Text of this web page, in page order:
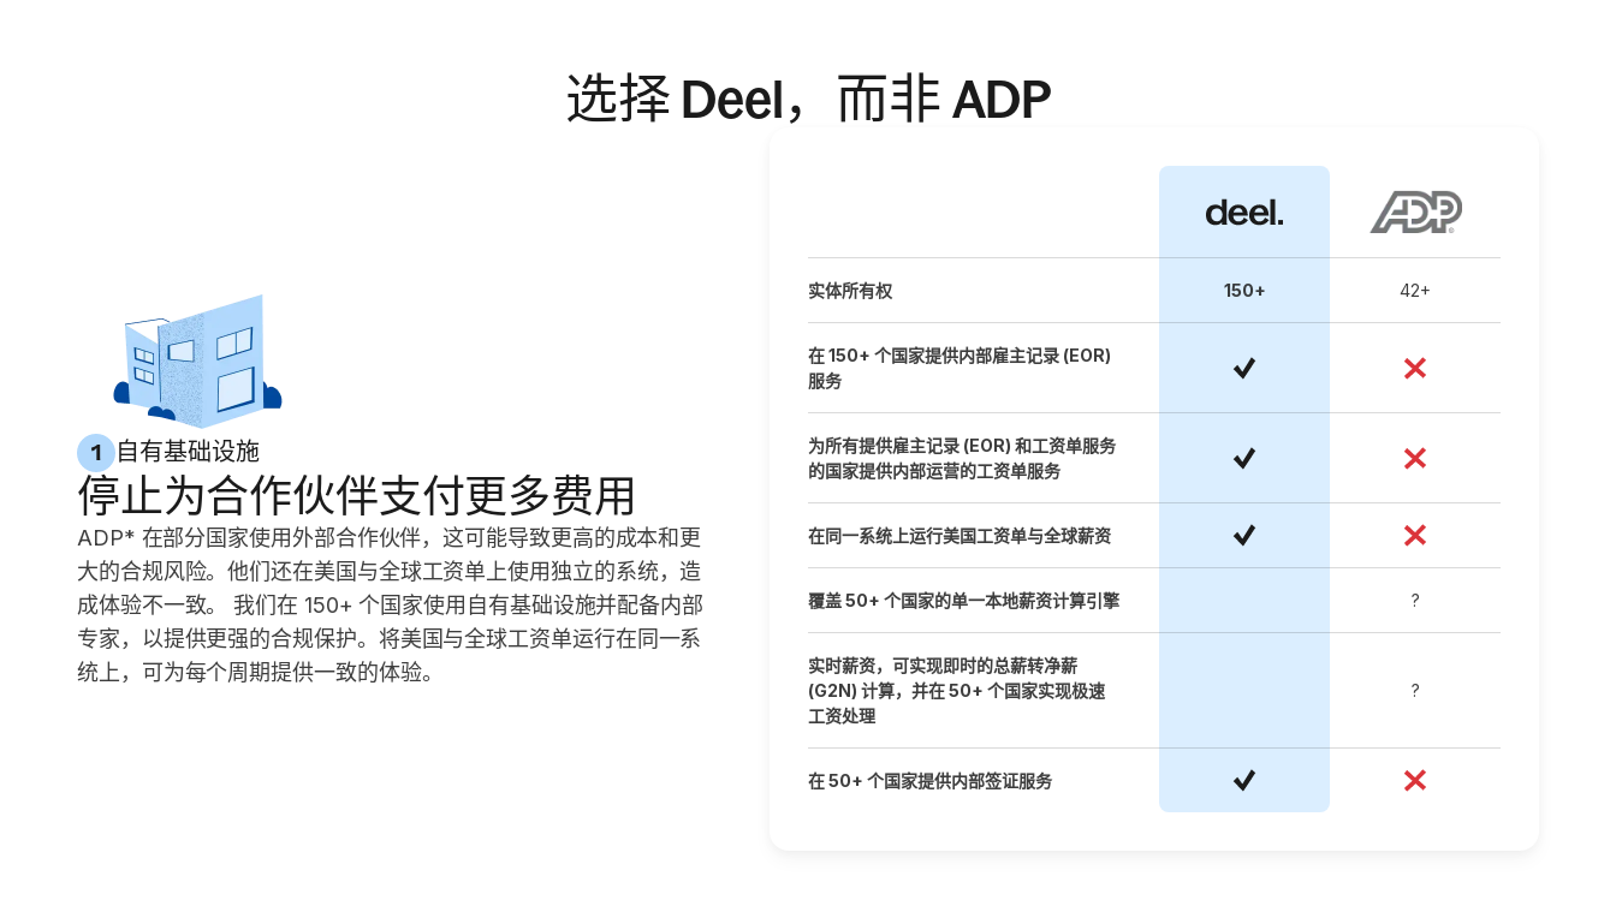
选择 Deel，而非 ADP
1 自有基础设施
停止为合作伙伴支付更多费用
ADP* 在部分国家使用外部合作伙伴，这可能导致更高的成本和更
大的合规风险。他们还在美国与全球工资单上使用独立的系统，造
成体验不一致。 我们在 150+ 个国家使用自有基础设施并配备内部
专家，以提供更强的合规保护。将美国与全球工资单运行在同一系
统上，可为每个周期提供一致的体验。
实体所有权 150+ 42+
在 150+ 个国家提供内部雇主记录 (EOR)
服务
为所有提供雇主记录 (EOR) 和工资单服务
的国家提供内部运营的工资单服务
在同一系统上运行美国工资单与全球薪资
覆盖 50+ 个国家的单一本地薪资计算引擎 ?
实时薪资，可实现即时的总薪转净薪
(G2N) 计算，并在 50+ 个国家实现极速
工资处理
?
在 50+ 个国家提供内部签证服务